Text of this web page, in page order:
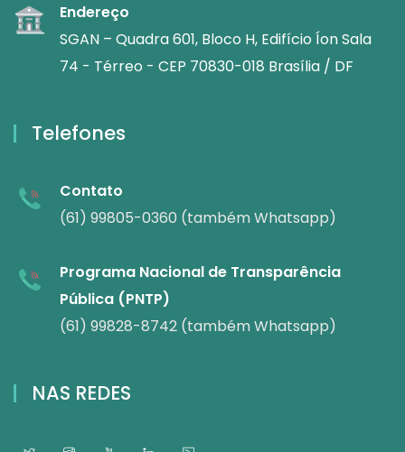
Endereço
SGAN – Quadra 601, Bloco H, Edifício Íon Sala
74 - Térreo - CEP 70830-018 Brasília / DF
Telefones
Contato
(61) 99805-0360 (também Whatsapp)
Programa Nacional de Transparência
Pública (PNTP)
(61) 99828-8742 (também Whatsapp)
NAS REDES